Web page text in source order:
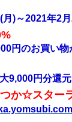
)～2021年2
円のお買い物
9,000円分還元
か☆スター